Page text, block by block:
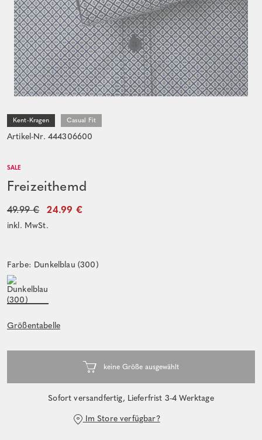
Kent-Kragen Casual Fit
Artikel-Nr. 444306600
SALE
Freizeithemd
49.99 € 24.99 €
inkl. MwSt.
Farbe: Dunkelblau (300)
Größentabelle
Sofort versandfertig, Lieferfrist 3-4 Werktage
Im Store verfügbar?